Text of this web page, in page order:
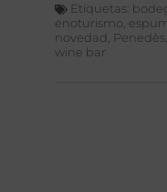
Etiquetas:
enoturismo
novedad Penedès
wine bar